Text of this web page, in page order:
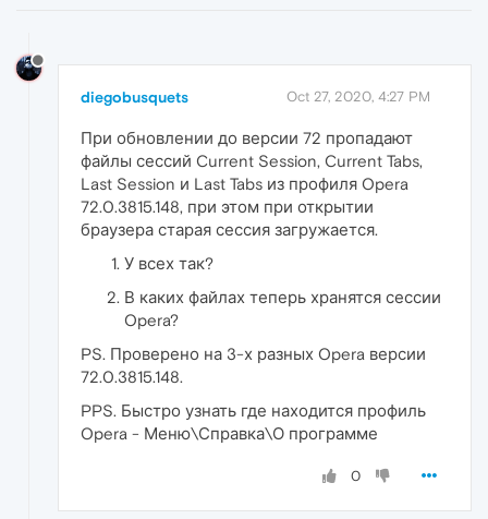
diegobusquets Oct 27, 2020, 4:27 PM
При обновлении до версии 72 пропадают
файлы сессий Current Session, Current Tabs,
Last Session и Last Tabs из профиля Opera
72.0.3815.148, при этом при открытии
браузера старая сессия загружается.
У всех так?
В каких файлах теперь хранятся сессии
Opera?
PS. Проверено на 3-х разных Opera версии
72.0.3815.148.
PPS. Быстро узнать где находится профиль
Opera - Меню\Справка\О программе
0